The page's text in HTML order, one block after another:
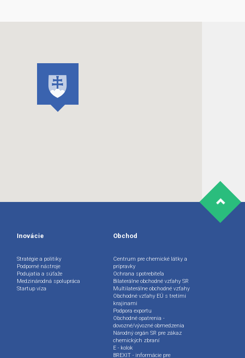
Inovácie
Stratégie a politiky
Podporné nástroje
Podujatia a súťaže
Medzinárodná spolupráca
Startup víza
Obchod
Centrum pre chemické látky a
prípravky
Ochrana spotrebiteľa
Bilaterálne obchodné vzťahy SR
Multilaterálne obchodné vzťahy
Obchodné vzťahy EÚ s tretími
krajinami
Podpora exportu
Obchodné opatrenia -
dovozné/vývozné obmedzenia
Národný orgán SR pre zákaz
chemických zbraní
E - kolok
BREXIT - informácie pre